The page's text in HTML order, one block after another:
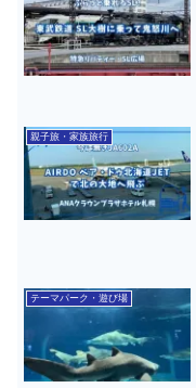
親子旅・家族旅行
テーマパーク・遊び場